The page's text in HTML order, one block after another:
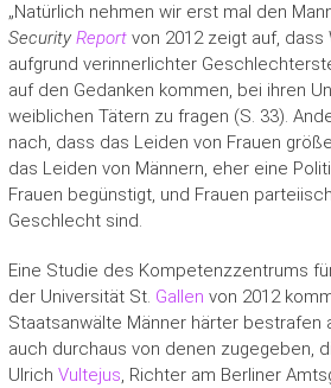
„Natürlich nehmen wir erst mal den
SecurityReportvon 2012 zeigt auf, dass
aufgrund verinnerlichter
auf den Gedanken kommen, bei ihren
weiblichen Tätern zu fragen (S. 33).
nach, dass das Leiden von Frauen
das Leiden von Männern, eher eine
Frauen begünstigt, und Frauen
Geschlecht sind.
Eine Studie des Kompetenzzentrums
der Universität St. Gallen von 2012
Staatsanwälte Männer härter bestrafen
auch durchaus von denen zugegeben,
Ulrich Vultejus, Richter am Berliner